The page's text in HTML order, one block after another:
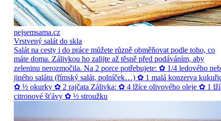
nejsemsama.cz
Vrstvený salát do skla
Salát na cesty i do práce můžete různě obměňovat podle toho, co
máte doma. Zálivkou ho zalijte až těsně před podáváním, aby
zeleninu nerozmočila. Na 2 porce potřebujete: ✿ 1/4 ledového
jiného salátu (římský salát, polníček…) ✿ 1 malá konzerva
✿ ½ okurky ✿ 2 rajčata Zálivka: ✿ 4 lžíce olivového oleje ✿ 1
citronové šťávy ✿ ½ stroužku